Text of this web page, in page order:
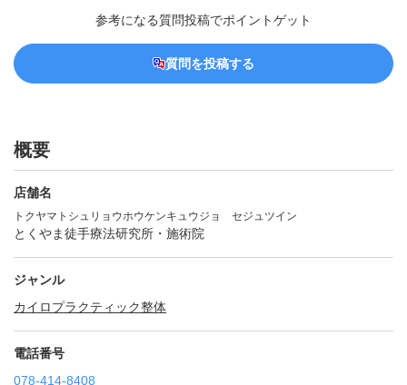
参考になる質問投稿でポイントゲット
質問を投稿する
概要
店舗名
トクヤマトシュリョウホウケンキュウジョ セジュツイン
とくやま徒手療法研究所・施術院
ジャンル
カイロプラクティック整体
電話番号
078-414-8408